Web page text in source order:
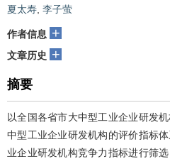
夏太寿 李子萤
作者信息 +
文章历史 +
摘要
以全国各省市大中型工业企业研发
中型工业企业研发机构的评价指标
业企业研发机构竞争力指标进行筛